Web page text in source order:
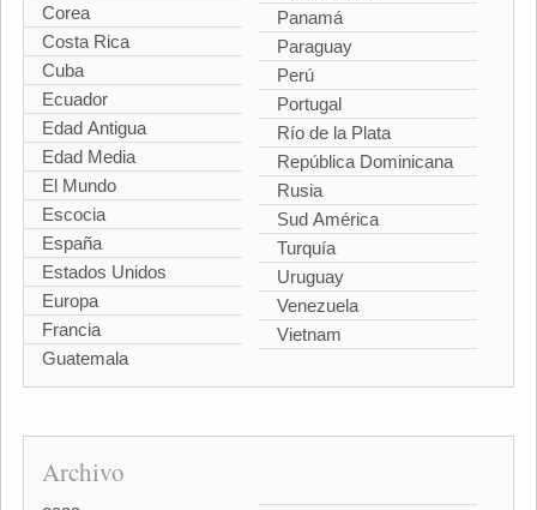
Corea
Costa Rica
Cuba
Ecuador
Edad Antigua
Edad Media
El Mundo
Escocia
España
Estados Unidos
Europa
Francia
Guatemala
Panamá
Paraguay
Perú
Portugal
Río de la Plata
República Dominicana
Rusia
Sud América
Turquía
Uruguay
Venezuela
Vietnam
Archivo